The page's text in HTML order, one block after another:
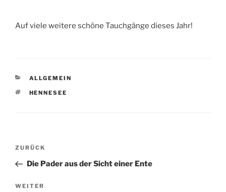
Auf viele weitere schöne Tauchgänge dieses Jahr!
KATEGORIEN
ALLGEMEIN
SCHLAGWÖRTER
HENNESEE
Beitragsnavigation
Vorheriger
Beitrag
ZURÜCK
Die Pader aus der Sicht einer Ente
Nächster
WEITER